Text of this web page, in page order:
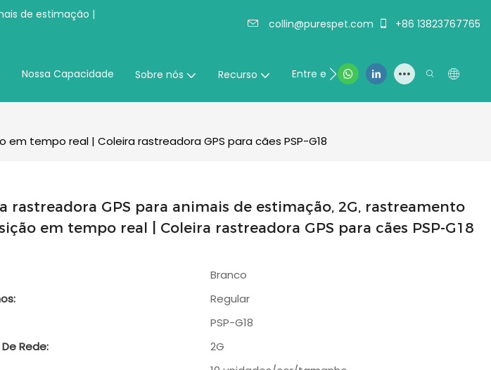
de estimação |
collin@purespet.com +86 13823767765
Nossa Capacidade Sobre nós Recurso Entre em contato conosco
tempo real | Coleira rastreadora GPS para cães PSP-G18
rastreadora GPS para animais de estimação, 2G, rastreamento
em tempo real | Coleira rastreadora GPS para cães PSP-G18
Branco
Regular
PSP-G18
Rede:
2G